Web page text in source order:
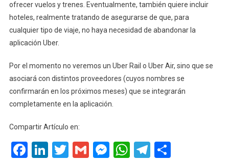
ofrecer vuelos y trenes. Eventualmente, también quiere incluir
hoteles, realmente tratando de asegurarse de que, para
cualquier tipo de viaje, no haya necesidad de abandonar la
aplicación Uber.
Por el momento no veremos un Uber Rail o Uber Air, sino que se
asociará con distintos proveedores (cuyos nombres se
confirmarán en los próximos meses) que se integrarán
completamente en la aplicación.
Compartir Artículo en:
Facebook
LinkedIn
Twitter
GmailMessenger
WhatsApp
Telegram